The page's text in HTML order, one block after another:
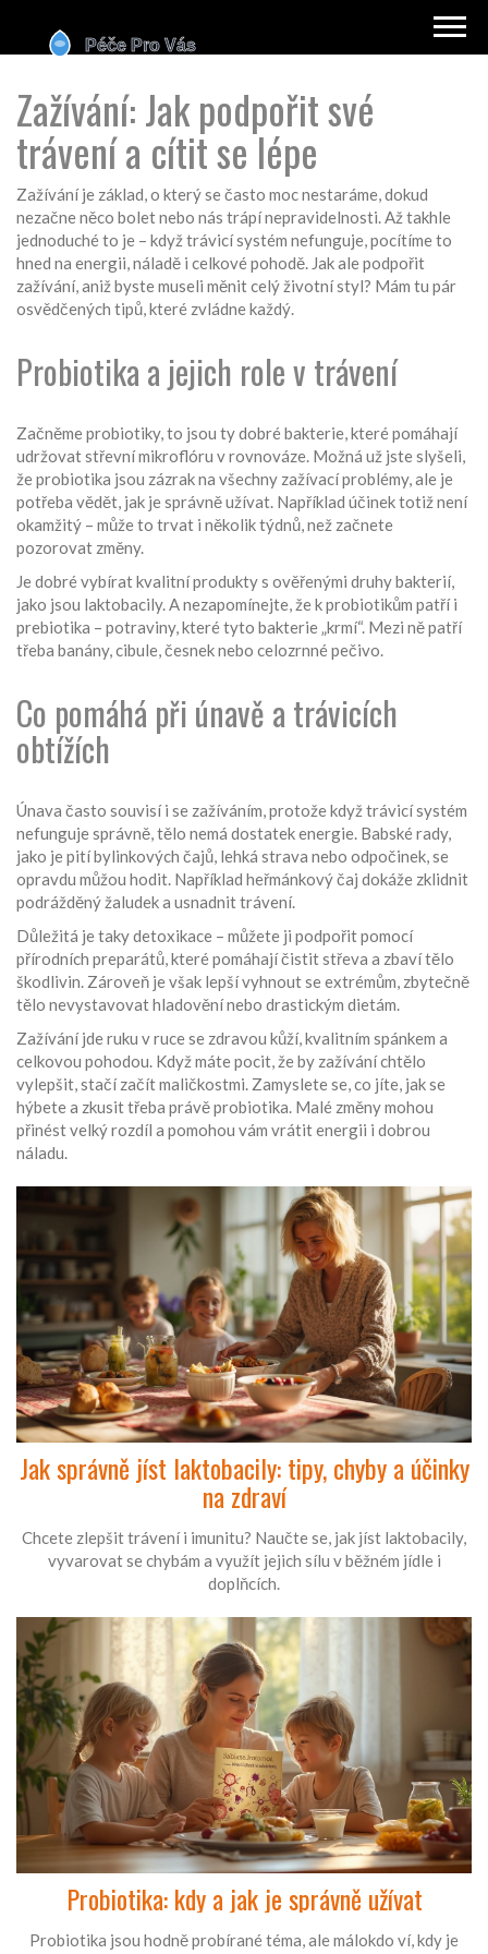
Zažívání: Jak podpořit své
trávení a cítit se lépe
Zažívání je základ, o který se často moc nestaráme, dokud
nezačne něco bolet nebo nás trápí nepravidelnosti. Až takhle
jednoduché to je – když trávicí systém nefunguje, pocítíme to
hned na energii, náladě i celkové pohodě. Jak ale podpořit
zažívání, aniž byste museli měnit celý životní styl? Mám tu pár
osvědčených tipů, které zvládne každý.
Probiotika a jejich role v trávení
Začněme probiotiky, to jsou ty dobré bakterie, které pomáhají
udržovat střevní mikroflóru v rovnováze. Možná už jste slyšeli,
že probiotika jsou zázrak na všechny zažívací problémy, ale je
potřeba vědět, jak je správně užívat. Například účinek totiž není
okamžitý – může to trvat i několik týdnů, než začnete
pozorovat změny.
Je dobré vybírat kvalitní produkty s ověřenými druhy bakterií,
jako jsou laktobacily. A nezapomínejte, že k probiotikům patří i
prebiotika – potraviny, které tyto bakterie „krmí“. Mezi ně patří
třeba banány, cibule, česnek nebo celozrnné pečivo.
Co pomáhá při únavě a trávicích
obtížích
Únava často souvisí i se zažíváním, protože když trávicí systém
nefunguje správně, tělo nemá dostatek energie. Babské rady,
jako je pití bylinkových čajů, lehká strava nebo odpočinek, se
opravdu můžou hodit. Například heřmánkový čaj dokáže zklidnit
podrážděný žaludek a usnadnit trávení.
Důležitá je taky detoxikace – můžete ji podpořit pomocí
přírodních preparátů, které pomáhají čistit střeva a zbaví tělo
škodlivin. Zároveň je však lepší vyhnout se extrémům, zbytečně
tělo nevystavovat hladovění nebo drastickým dietám.
Zažívání jde ruku v ruce se zdravou kůží, kvalitním spánkem a
celkovou pohodou. Když máte pocit, že by zažívání chtělo
vylepšit, stačí začít maličkostmi. Zamyslete se, co jíte, jak se
hýbete a zkusit třeba právě probiotika. Malé změny mohou
přinést velký rozdíl a pomohou vám vrátit energii i dobrou
náladu.
Jak správně jíst laktobacily: tipy, chyby a účinky
na zdraví
Chcete zlepšit trávení i imunitu? Naučte se, jak jíst laktobacily,
vyvarovat se chybám a využít jejich sílu v běžném jídle i
doplňcích.
Probiotika: kdy a jak je správně užívat
Probiotika jsou hodně probírané téma, ale málokdo ví, kdy je